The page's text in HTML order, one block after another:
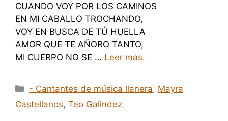
CUANDO VOY POR LOS CAMINOS
EN MI CABALLO TROCHANDO,
VOY EN BUSCA DE TÚ HUELLA
AMOR QUE TE AÑORO TANTO,
MI CUERPO NO SE … Leer mas.
Categorías
- Cantantes de música llanera, Mayra
Castellanos, Teo Galindez